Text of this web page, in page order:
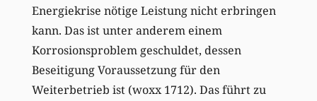
Energiekrise nötige Leistung nicht erbringen
kann. Das ist unter anderem einem
Korrosionsproblem geschuldet, dessen
Beseitigung Voraussetzung für den
Weiterbetrieb ist (woxx 1712). Das führt zu